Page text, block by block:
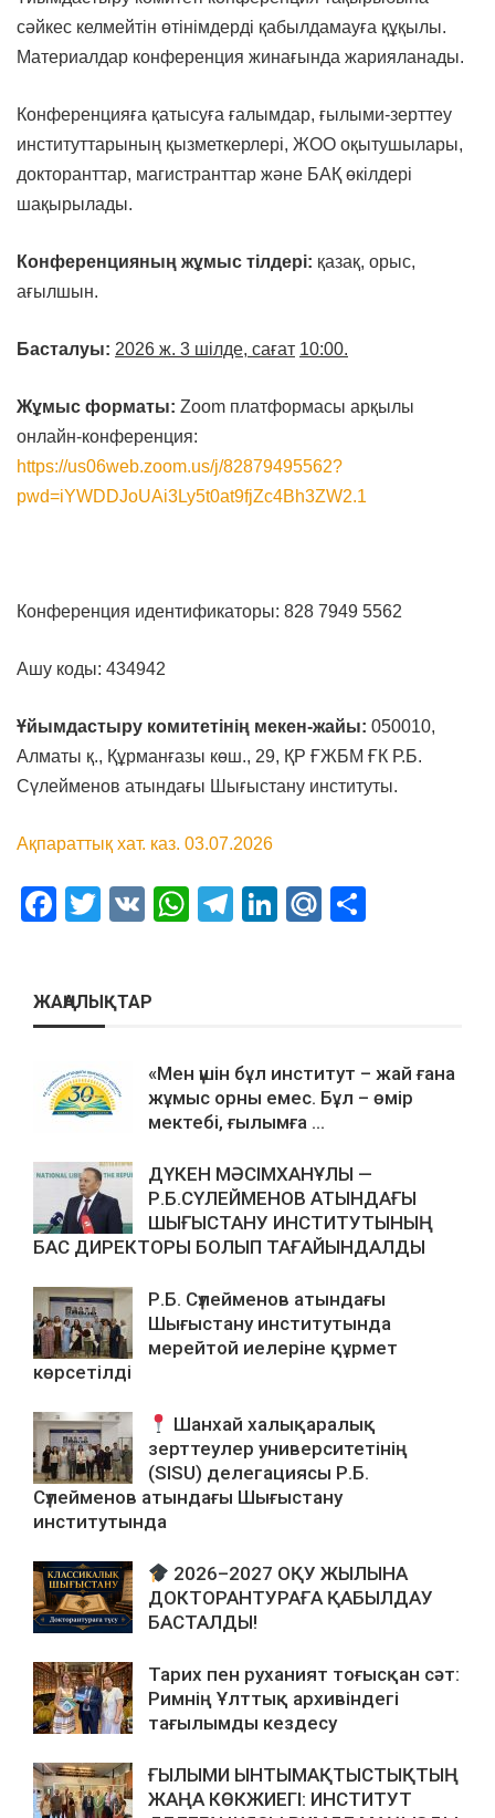
сәйкес келмейтін өтінімдерді қабылдамауға құқылы.
Материалдар конференция жинағында жарияланады.
Конференцияға қатысуға ғалымдар, ғылыми-зерттеу
институттарының қызметкерлері, ЖОО оқытушылары,
докторанттар, магистранттар және БАҚ өкілдері
шақырылады.
Конференцияның жұмыс тілдері: қазақ, орыс,
ағылшын.
Басталуы: 2026 ж. 3 шілде, сағат 10:00.
Жұмыс форматы: Zoom платформасы арқылы
онлайн-конференция:
https://us06web.zoom.us/j/82879495562?
pwd=iYWDDJoUAi3Ly5t0at9fjZc4Bh3ZW2.1
Конференция идентификаторы: 828 7949 5562
Ашу коды: 434942
Ұйымдастыру комитетінің мекен-жайы: 050010,
Алматы қ., Құрманғазы көш., 29, ҚР ҒЖБМ ҒК Р.Б.
Сүлейменов атындағы Шығыстану институты.
Ақпараттық хат. каз. 03.07.2026
Facebook
Twitter
VK WhatsApp
Telegram
LinkedIn
Mail.Ru
ЖАҢАЛЫҚТАР
«Мен үшін бұл институт – жай ғана
жұмыс орны емес. Бұл – өмір
мектебі, ғылымға ...
ДҮКЕН МӘСІМХАНҰЛЫ —
Р.Б.СҮЛЕЙМЕНОВ АТЫНДАҒЫ
ШЫҒЫСТАНУ ИНСТИТУТЫНЫҢ
БАС ДИРЕКТОРЫ БОЛЫП ТАҒАЙЫНДАЛДЫ
Р.Б. Сүлейменов атындағы
Шығыстану институтында
мерейтой иелеріне құрмет
көрсетілді
Шанхай халықаралық
зерттеулер университетінің
(SISU) делегациясы Р.Б.
Сүлейменов атындағы Шығыстану
институтында
2026–2027 ОҚУ ЖЫЛЫНА
ДОКТОРАНТУРАҒА ҚАБЫЛДАУ
БАСТАЛДЫ!
Тарих пен руханият тоғысқан сәт:
Римнің Ұлттық архивіндегі
тағылымды кездесу
ҒЫЛЫМИ ЫНТЫМАҚТЫСТЫҚТЫҢ
ЖАҢА КӨКЖИЕГІ: ИНСТИТУТ